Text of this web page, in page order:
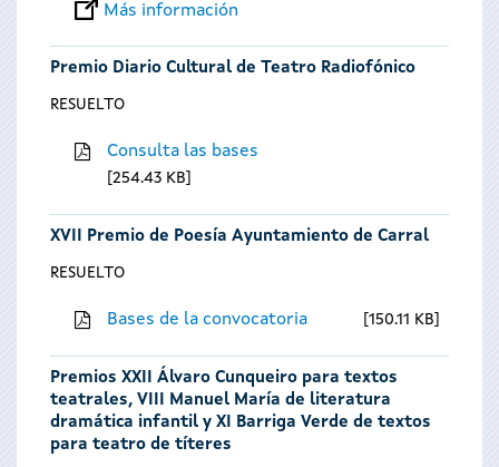
Más información
Premio Diario Cultural de Teatro Radiofónico
RESUELTO
Consulta las bases
254.43 KB
XVII Premio de Poesía Ayuntamiento de Carral
RESUELTO
Bases de la convocatoria 150.11 KB
Premios XXII Álvaro Cunqueiro para textos
teatrales, VIII Manuel María de literatura
dramática infantil y XI Barriga Verde de textos
para teatro de títeres